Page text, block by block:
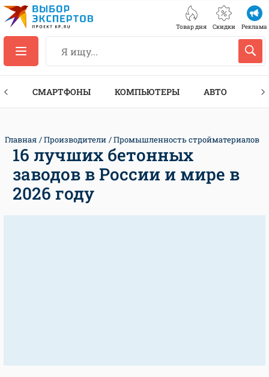
Товар дня Скидки Реклама
СМАРТФОНЫ КОМПЬЮТЕРЫ АВТО
Главная Производители Промышленность стройматериалов
16 лучших бетонных
заводов в России и мире в
2026 году